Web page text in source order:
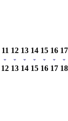
11
12
12
13
13
14
14
15
15
16
16
17
17
18